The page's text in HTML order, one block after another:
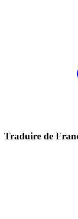
Traduire de